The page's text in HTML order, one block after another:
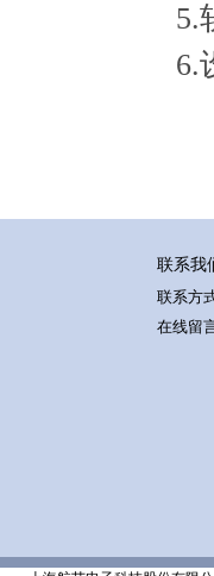
5.软件
6.设备
联系我
联系方
在线留